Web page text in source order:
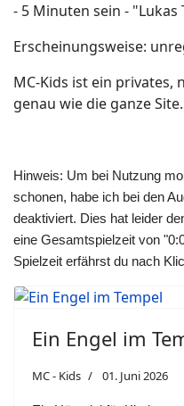
- 5 Minuten sein - "Lukas
Erscheinungsweise:
MC-Kids ist ein privates,
genau wie die ganze Site.
Hinweis: Um bei Nutzung
schonen, habe ich bei den
deaktiviert. Dies hat leider
eine Gesamtspielzeit von
Spielzeit erfährst du nach
Ein Engel im
MC - Kids 01. Juni 2026